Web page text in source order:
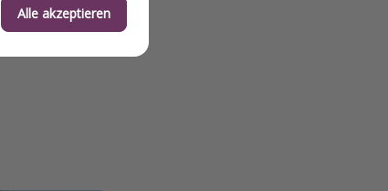
Alle akzeptieren